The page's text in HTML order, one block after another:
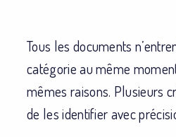
Tous les documents
catégorie au même
mêmes raisons. Plusieurs
de les identifier avec